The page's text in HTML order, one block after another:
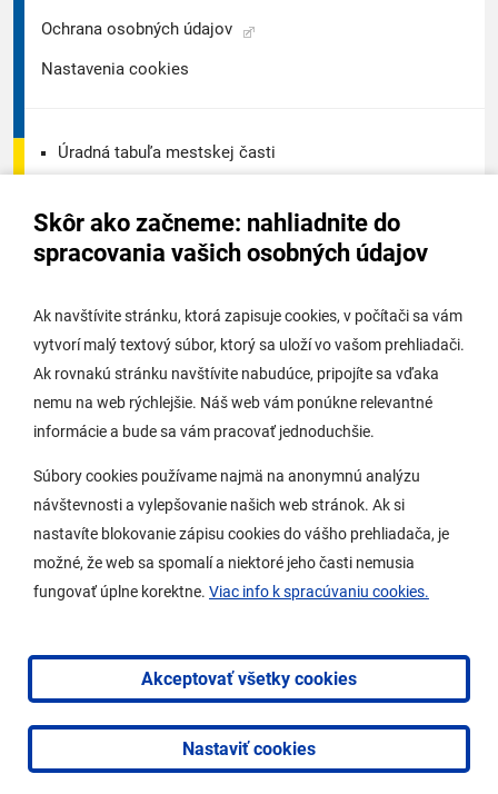
Skôr ako začneme: nahliadnite do
spracovania vašich osobných údajov
Ak navštívite stránku, ktorá zapisuje cookies, v počítači sa vám
vytvorí malý textový súbor, ktorý sa uloží vo vašom prehliadači.
Ak rovnakú stránku navštívite nabudúce, pripojíte sa vďaka
nemu na web rýchlejšie. Náš web vám ponúkne relevantné
informácie a bude sa vám pracovať jednoduchšie.
Súbory cookies používame najmä na anonymnú analýzu
návštevnosti a vylepšovanie našich web stránok. Ak si
nastavíte blokovanie zápisu cookies do vášho prehliadača, je
možné, že web sa spomalí a niektoré jeho časti nemusia
fungovať úplne korektne. Viac info k spracúvaniu cookies.
Akceptovať všetky cookies
Nastaviť cookies
Ochrana osobných údajov
Nastavenia cookies
Úradná tabuľa mestskej časti
Úradná tabuľa stavebného úradu
Potrebujem vybaviť
Samospráva
O Lamači
Mobilná aplikácia
Kontakty
Vyhlásenie o prístupnosti
2026 © Mestská časť Bratislava-Lamač|Tvorba web